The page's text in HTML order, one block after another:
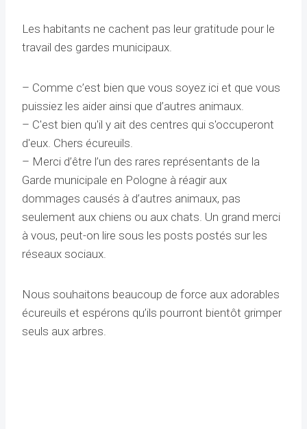
Les habitants ne cachent pas leur gratitude pour le
travail des gardes municipaux.
– Comme c’est bien que vous soyez ici et que vous
puissiez les aider ainsi que d’autres animaux.
– C'est bien qu'il y ait des centres qui s'occuperont
d'eux. Chers écureuils.
– Merci d’être l’un des rares représentants de la
Garde municipale en Pologne à réagir aux
dommages causés à d’autres animaux, pas
seulement aux chiens ou aux chats. Un grand merci
à vous, peut-on lire sous les posts postés sur les
réseaux sociaux.
Nous souhaitons beaucoup de force aux adorables
écureuils et espérons qu’ils pourront bientôt grimper
seuls aux arbres.